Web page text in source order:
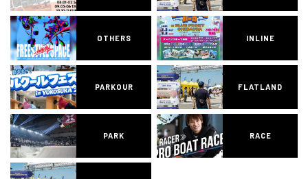
OTHERS INLINE
PARKOUR FLATLAND
PARK RACE